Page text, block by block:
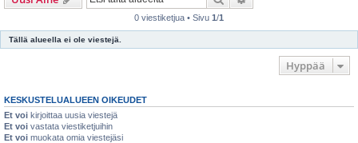
0 viestiketjua • Sivu 1/1
Tällä alueella ei ole viestejä.
Hyppää
KESKUSTELUALUEEN OIKEUDET
Et voi kirjoittaa uusia viestejä
Et voi vastata viestiketjuihin
Et voi muokata omia viestejäsi